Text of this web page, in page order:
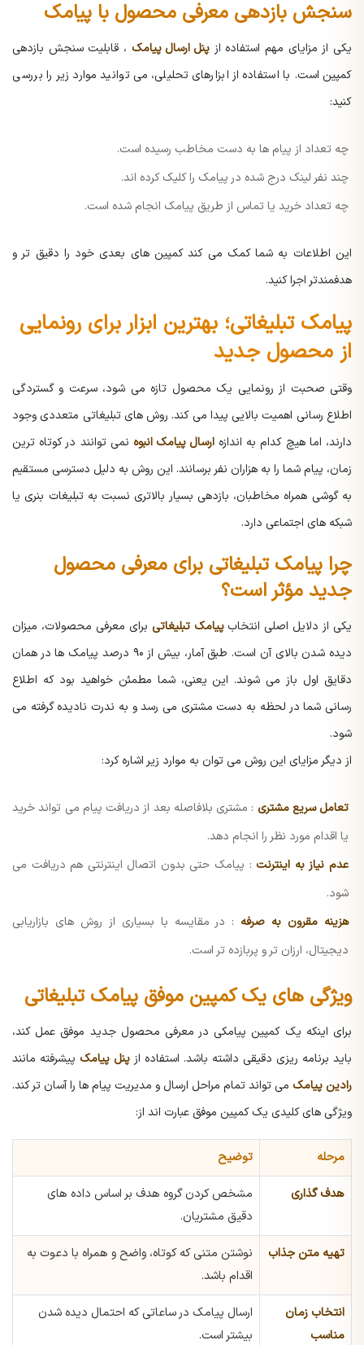
سنجش بازدهی معرفی محصول با پیامک
یکی از مزایای مهم استفاده ازپنل ارسال پیامک ، قابلیت سنجش بازدهی
کمپین است. با استفاده از ابزارهای تحلیلی، می توانید موارد زیر را بررسی
کنید:
چه تعداد از پیام ها به دست مخاطب رسیده است.
چند نفر لینک درج شده در پیامک را کلیک کرده اند.
چه تعداد خرید یا تماس از طریق پیامک انجام شده است.
این اطلاعات به شما کمک می کند کمپین های بعدی خود را دقیق تر و
هدفمندتر اجرا کنید.
پیامک تبلیغاتی؛ بهترین ابزار برای رونمایی
از محصول جدید
وقتی صحبت از رونمایی یک محصول تازه می شود، سرعت و گستردگی
اطلاع رسانی اهمیت بالایی پیدا می کند. روش های تبلیغاتی متعددی وجود
دارند، اما هیچ کدام به اندازهارسال پیامک انبوه نمی توانند در کوتاه ترین
زمان، پیام شما را به هزاران نفر برسانند. این روش به دلیل دسترسی مستقیم
به گوشی همراه مخاطبان، بازدهی بسیار بالاتری نسبت به تبلیغات بنری یا
شبکه های اجتماعی دارد.
چرا پیامک تبلیغاتی برای معرفی محصول
جدید مؤثر است؟
یکی از دلایل اصلی انتخابپیامک تبلیغاتی برای معرفی محصولات، میزان
دیده شدن بالای آن است. طبق آمار، بیش از ۹۰ درصد پیامک ها در همان
دقایق اول باز می شوند. این یعنی، شما مطمئن خواهید بود که اطلاع
رسانی شما در لحظه به دست مشتری می رسد و به ندرت نادیده گرفته می
شود.
از دیگر مزایای این روش می توان به موارد زیر اشاره کرد:
تعامل سریع مشتری : مشتری بلافاصله بعد از دریافت پیام می تواند خرید
یا اقدام مورد نظر را انجام دهد.
عدم نیاز به اینترنت : پیامک حتی بدون اتصال اینترنتی هم دریافت می
شود.
هزینه مقرون به صرفه : در مقایسه با بسیاری از روش های بازاریابی
دیجیتال، ارزان تر و پربازده تر است.
ویژگی های یک کمپین موفق پیامک تبلیغاتی
برای اینکه یک کمپین پیامکی در معرفی محصول جدید موفق عمل کند،
باید برنامه ریزی دقیقی داشته باشد. استفاده از پنل پیامک پیشرفته مانند
رادین پیامک می تواند تمام مراحل ارسال و مدیریت پیام ها را آسان تر کند.
ویژگی های کلیدی یک کمپین موفق عبارت اند از:
مرحله توضیح
هدف گذاری
مشخص کردن گروه هدف بر اساس داده های
دقیق مشتریان.
تهیه متن جذاب
نوشتن متنی که کوتاه، واضح و همراه با دعوت به
اقدام باشد.
انتخاب زمان
مناسب
ارسال پیامک در ساعاتی که احتمال دیده شدن
بیشتر است.